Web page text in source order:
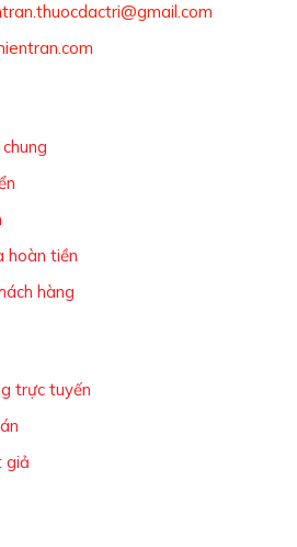
hoàn tiền
hàng
trực tuyến
giả